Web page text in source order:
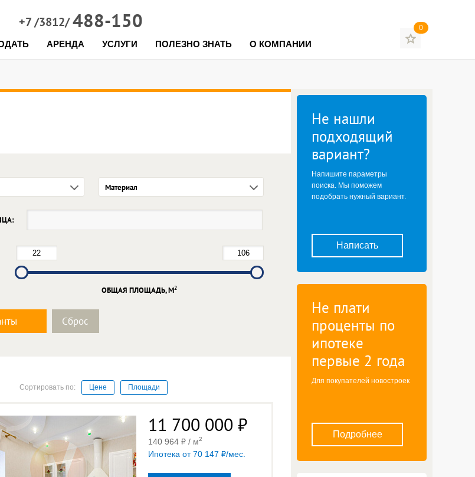
+7 /3812/488-150
АРЕНДА УСЛУГИ ПОЛЕЗНО ЗНАТЬ О КОМПАНИИ
0
Материал
ОБЩАЯ ПЛОЩАДЬ, М2
Сортировать по: Цене Площади
11 700 000
140 964 / м2
Ипотека от 70 147 /мес.
Не нашли
подходящий
вариант?
Напишите параметры
поиска. Мы поможем
подобрать нужный вариант.
Написать
Не плати
проценты по
ипотеке
первые 2 года
Для покупателей новостроек
Подробнее